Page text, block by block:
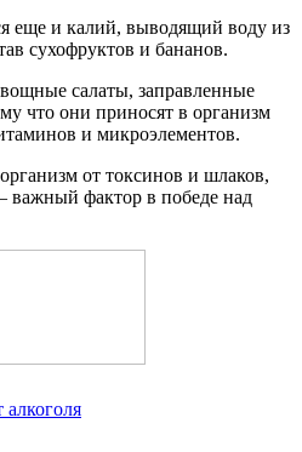
еще и калий, выводящий воду из
сухофруктов и бананов.
салаты, заправленные
что они приносят в организм
и микроэлементов.
от токсинов и шлаков,
важный фактор в победе над
алкоголя